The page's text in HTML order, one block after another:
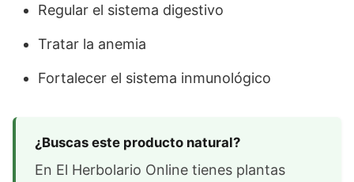
Regular el sistema digestivo
Tratar la anemia
Fortalecer el sistema inmunológico
¿Buscas este producto natural?
En El Herbolario Online tienes plantas